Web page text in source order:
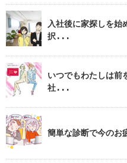
入社後に家探しを始
択...
いつでもわたしは前
社...
簡単な診断で今のお